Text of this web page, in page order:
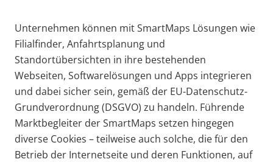
Unternehmen können mit SmartMaps Lösungen wie
Filialfinder, Anfahrtsplanung und
Standortübersichten in ihre bestehenden
Webseiten, Softwarelösungen und Apps integrieren
und dabei sicher sein, gemäß der EU-Datenschutz-
Grundverordnung (DSGVO) zu handeln. Führende
Marktbegleiter der SmartMaps setzen hingegen
diverse Cookies – teilweise auch solche, die für den
Betrieb der Internetseite und deren Funktionen, auf